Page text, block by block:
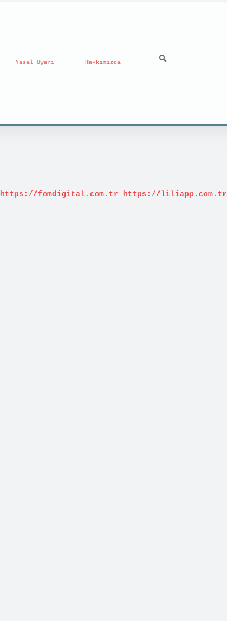
Yasal Uyarı Hakkımızda
https://fomdigital.com.tr https://liliapp.com.tr